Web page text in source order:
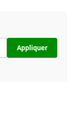
Appliquer